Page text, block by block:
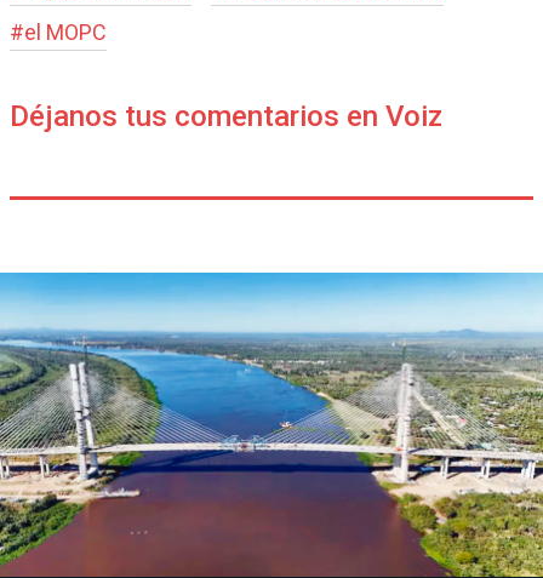
#el MOPC
Déjanos tus comentarios en Voiz